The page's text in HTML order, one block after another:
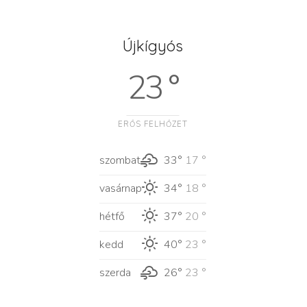
Újkígyós
23 °
ERŐS FELHŐZET
szombat 33° 17 °
vasárnap
34° 18 °
hétfő
37° 20 °
kedd
40° 23 °
szerda
26° 23 °